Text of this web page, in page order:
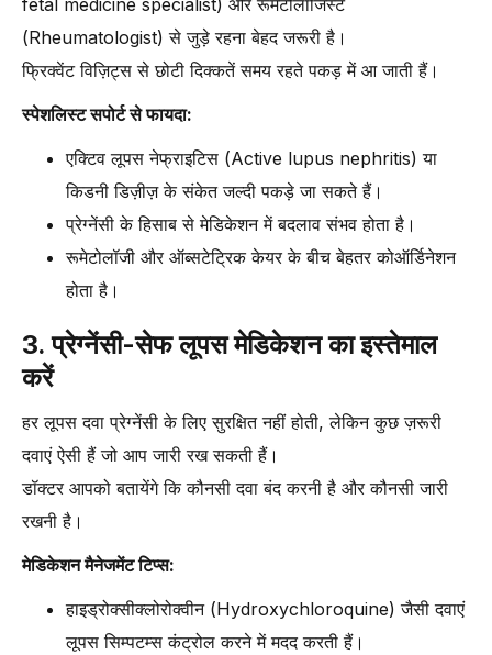
fetal medicine specialist) और रूमेटोलॉजिस्ट
(Rheumatologist) से जुड़े रहना बेहद जरूरी है।
फ्रिक्वेंट विज़िट्स से छोटी दिक्कतें समय रहते पकड़ में आ जाती हैं।
स्पेशलिस्ट सपोर्ट से फायदा:
एक्टिव लूपस नेफ्राइटिस (Active lupus nephritis) या
किडनी डिज़ीज़ के संकेत जल्दी पकड़े जा सकते हैं।
प्रेग्नेंसी के हिसाब से मेडिकेशन में बदलाव संभव होता है।
रूमेटोलॉजी और ऑब्सटेट्रिक केयर के बीच बेहतर कोऑर्डिनेशन
होता है।
3. प्रेग्नेंसी-सेफ लूपस मेडिकेशन का इस्तेमाल
करें
हर लूपस दवा प्रेग्नेंसी के लिए सुरक्षित नहीं होती, लेकिन कुछ ज़रूरी
दवाएं ऐसी हैं जो आप जारी रख सकती हैं।
डॉक्टर आपको बतायेंगे कि कौनसी दवा बंद करनी है और कौनसी जारी
रखनी है।
मेडिकेशन मैनेजमेंट टिप्स:
हाइड्रोक्सीक्लोरोक्वीन (Hydroxychloroquine) जैसी दवाएं
लूपस सिम्पटम्स कंट्रोल करने में मदद करती हैं।